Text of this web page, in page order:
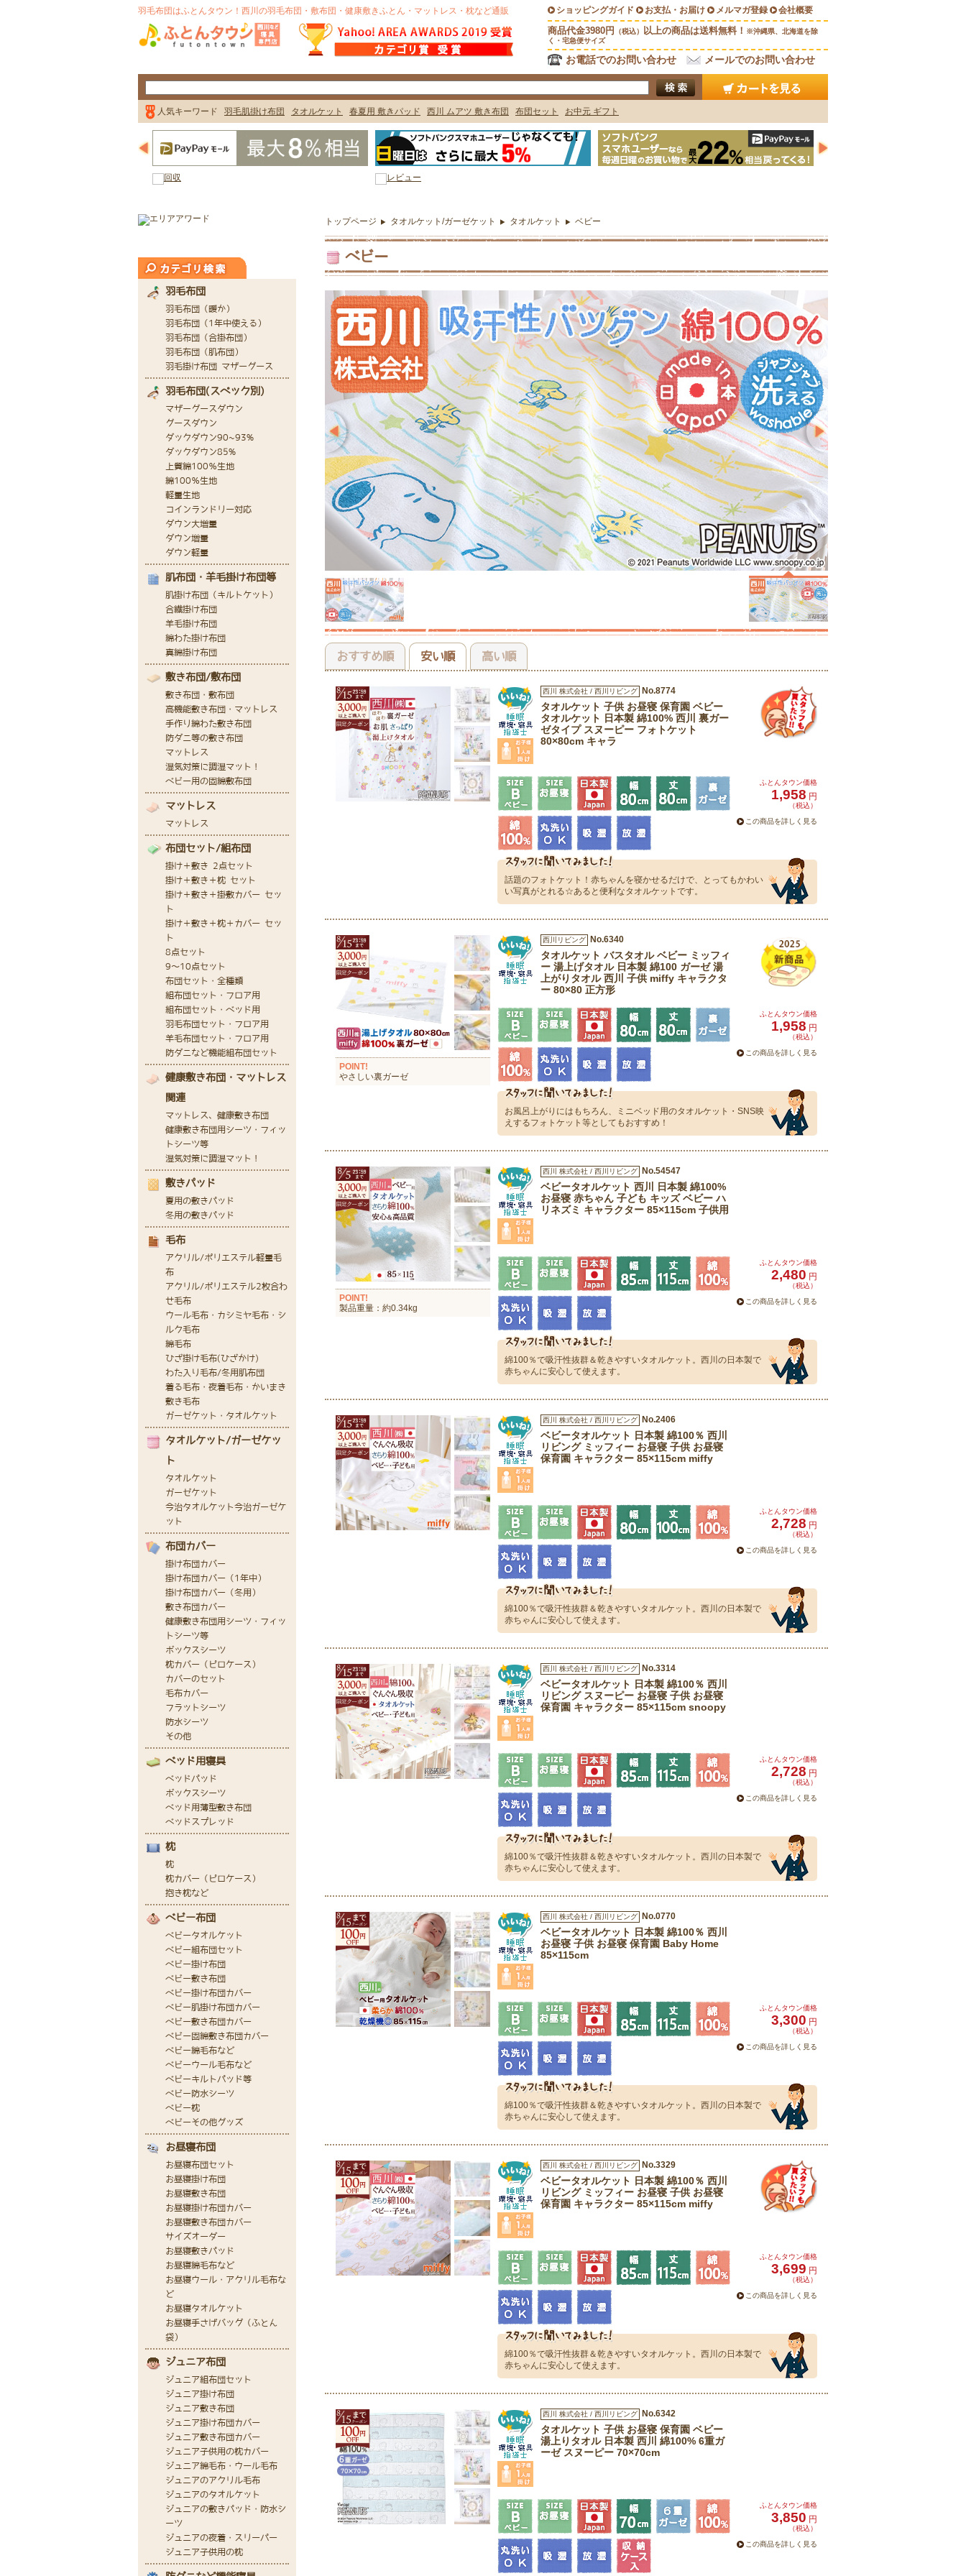
トップページ タオルケット/ガーゼケット タオルケット ベビー
ベビー
おすすめ順 安い順 高い順
西川 株式会社 / 西川リビング No.8774
タオルケット 子供 お昼寝 保育園 ベビー
タオルケット 日本製 綿100% 西川 裏ガー
ゼタイプ スヌーピー フォトケット
80×80cm キャラ
ふとんタウン価格
1,958 円
（税込）
この商品を詳しく見る
話題のフォトケット！赤ちゃんを寝かせるだけで、とってもかわい
い写真がとれる☆あると便利なタオルケットです。
POINT!
やさしい裏ガーゼ
西川リビング No.6340
タオルケット バスタオル ベビー ミッフィ
ー 湯上げタオル 日本製 綿100 ガーゼ 湯
上がりタオル 西川 子供 miffy キャラクタ
ー 80×80 正方形
ふとんタウン価格
1,958 円
（税込）
この商品を詳しく見る
お風呂上がりにはもちろん、ミニベッド用のタオルケット・SNS映
えするフォトケット等としてもおすすめ！
POINT!
製品重量：約0.34kg
西川 株式会社 / 西川リビング No.54547
ベビータオルケット 西川 日本製 綿100%
お昼寝 赤ちゃん 子ども キッズ ベビー ハ
リネズミ キャラクター 85×115cm 子供用
ふとんタウン価格
2,480 円
（税込）
この商品を詳しく見る
綿100％で吸汗性抜群＆乾きやすいタオルケット。西川の日本製で
赤ちゃんに安心して使えます。
西川 株式会社 / 西川リビング No.2406
ベビータオルケット 日本製 綿100％ 西川
リビング ミッフィー お昼寝 子供 お昼寝
保育園 キャラクター 85×115cm miffy
ふとんタウン価格
2,728 円
（税込）
この商品を詳しく見る
綿100％で吸汗性抜群＆乾きやすいタオルケット。西川の日本製で
赤ちゃんに安心して使えます。
西川 株式会社 / 西川リビング No.3314
ベビータオルケット 日本製 綿100％ 西川
リビング スヌーピー お昼寝 子供 お昼寝
保育園 キャラクター 85×115cm snoopy
ふとんタウン価格
2,728 円
（税込）
この商品を詳しく見る
綿100％で吸汗性抜群＆乾きやすいタオルケット。西川の日本製で
赤ちゃんに安心して使えます。
西川 株式会社 / 西川リビング No.0770
ベビータオルケット 日本製 綿100％ 西川
お昼寝 子供 お昼寝 保育園 Baby Home
85×115cm
ふとんタウン価格
3,300 円
（税込）
この商品を詳しく見る
綿100％で吸汗性抜群＆乾きやすいタオルケット。西川の日本製で
赤ちゃんに安心して使えます。
西川 株式会社 / 西川リビング No.3329
ベビータオルケット 日本製 綿100％ 西川
リビング ミッフィー お昼寝 子供 お昼寝
保育園 キャラクター 85×115cm miffy
ふとんタウン価格
3,699 円
（税込）
この商品を詳しく見る
綿100％で吸汗性抜群＆乾きやすいタオルケット。西川の日本製で
赤ちゃんに安心して使えます。
西川 株式会社 / 西川リビング No.6342
タオルケット 子供 お昼寝 保育園 ベビー
湯上りタオル 日本製 西川 綿100% 6重ガ
ーゼ スヌーピー 70×70cm
ふとんタウン価格
3,850 円
（税込）
この商品を詳しく見る